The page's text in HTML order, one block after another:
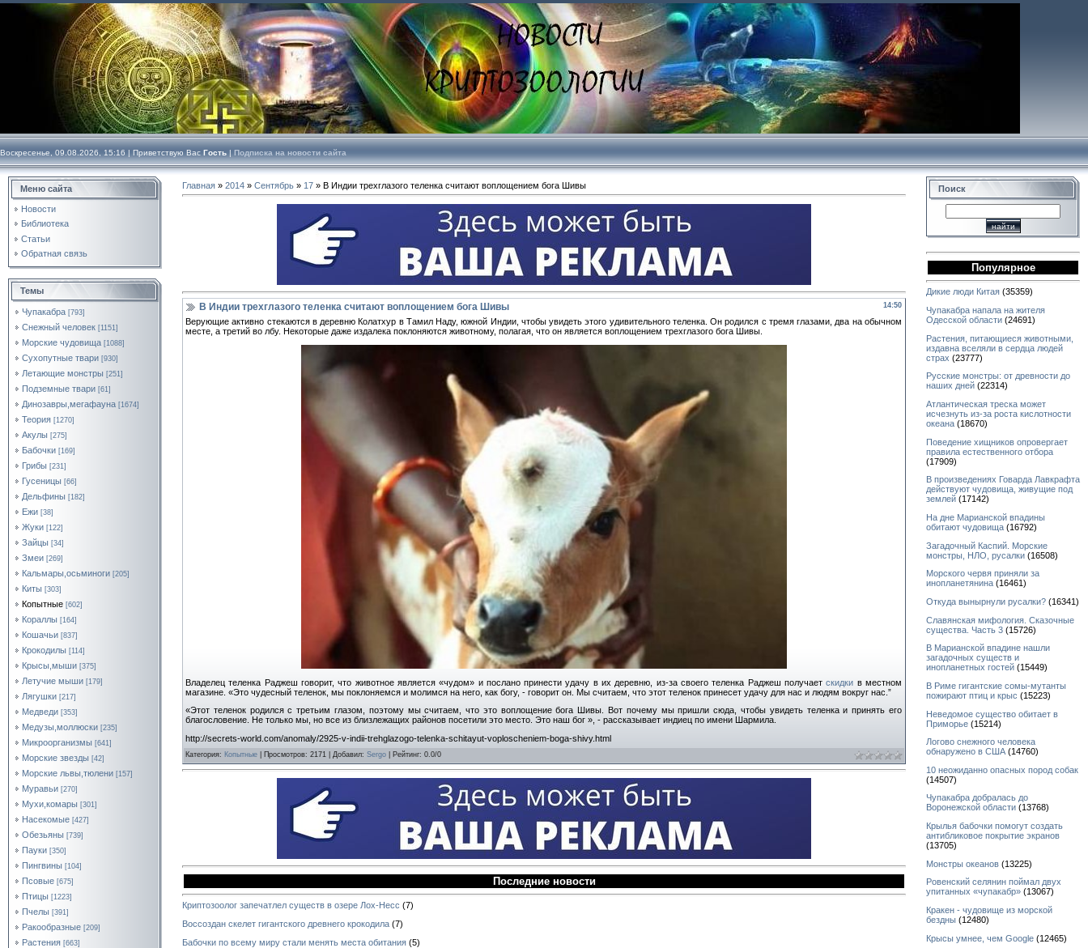
Воскресенье, 09.08.2026, 15:16 | Приветствую Вас Гость | Подписка на новости сайта
Меню сайта
Новости
Библиотека
Статьи
Обратная связь
Темы
Чупакабра [793]
Снежный человек [1151]
Морские чудовища [1088]
Сухопутные твари [930]
Летающие монстры [251]
Подземные твари [61]
Динозавры,мегафауна [1674]
Теория [1270]
Акулы [275]
Бабочки [169]
Грибы [231]
Гусеницы [66]
Дельфины [182]
Ежи [38]
Жуки [122]
Зайцы [34]
Змеи [269]
Кальмары,осьминоги [205]
Киты [303]
Копытные [602]
Кораллы [164]
Кошачьи [837]
Крокодилы [114]
Крысы,мыши [375]
Летучие мыши [179]
Лягушки [217]
Медведи [353]
Медузы,моллюски [235]
Микроорганизмы [641]
Морские звезды [42]
Морские львы,тюлени [157]
Муравьи [270]
Мухи,комары [301]
Насекомые [427]
Обезьяны [739]
Пауки [350]
Пингвины [104]
Псовые [675]
Птицы [1223]
Пчелы [391]
Ракообразные [209]
Растения [663]
Главная » 2014 » Сентябрь » 17 » В Индии трехглазого теленка считают воплощением бога Шивы
14:50
В Индии трехглазого теленка считают воплощением бога Шивы
Верующие активно стекаются в деревню Колатхур в Тамил Наду, южной Индии, чтобы увидеть этого удивительного теленка. Он родился с тремя глазами, два на обычном
месте, а третий во лбу. Некоторые даже издалека поклоняются животному, полагая, что он является воплощением трехглазого бога Шивы.
Владелец теленка Раджеш говорит, что животное является «чудом» и послано принести удачу в их деревню, из-за своего теленка Раджеш получаетскидки в местном
магазине. «Это чудесный теленок, мы поклоняемся и молимся на него, как богу, - говорит он. Мы считаем, что этот теленок принесет удачу для нас и людям вокруг нас.”
«Этот теленок родился с третьим глазом, поэтому мы считаем, что это воплощение бога Шивы. Вот почему мы пришли сюда, чтобы увидеть теленка и принять его
благословение. Не только мы, но все из близлежащих районов посетили это место. Это наш бог », - рассказывает индиец по имени Шармила.
http://secrets-world.com/anomaly/2925-v-indii-trehglazogo-telenka-schitayut-voploscheniem-boga-shivy.html
Категория: Копытные Просмотров: 2171 | Добавил: Sergo Рейтинг: 0.0/0
Последние новости
Криптозоолог запечатлел существ в озере Лох-Несс (7)
Воссоздан скелет гигантского древнего крокодила (7)
Бабочки по всему миру стали менять места обитания (5)
Поиск
Популярное
Дикие люди Китая (35359)
Чупакабра напала на жителя
Одесской области (24691)
Растения, питающиеся животными,
издавна вселяли в сердца людей
страх (23777)
Русские монстры: от древности до
наших дней (22314)
Атлантическая треска может
исчезнуть из-за роста кислотности
океана (18670)
Поведение хищников опровергает
правила естественного отбора
(17909)
В произведениях Говарда Лавкрафта
действуют чудовища, живущие под
землей (17142)
На дне Марианской впадины
обитают чудовища (16792)
Загадочный Каспий. Морские
монстры, НЛО, русалки (16508)
Морского червя приняли за
инопланетянина (16461)
Откуда вынырнули русалки? (16341)
Славянская мифология. Сказочные
существа. Часть 3 (15726)
В Марианской впадине нашли
загадочных существ и
инопланетных гостей (15449)
В Риме гигантские сомы-мутанты
пожирают птиц и крыс (15223)
Неведомое существо обитает в
Приморье (15214)
Логово снежного человека
обнаружено в США (14760)
10 неожиданно опасных пород собак
(14507)
Чупакабра добралась до
Воронежской области (13768)
Крылья бабочки помогут создать
антибликовое покрытие экранов
(13705)
Монстры океанов (13225)
Ровенский селянин поймал двух
упитанных «чупакабр» (13067)
Кракен - чудовище из морской
бездны (12480)
Крысы умнее, чем Google (12465)